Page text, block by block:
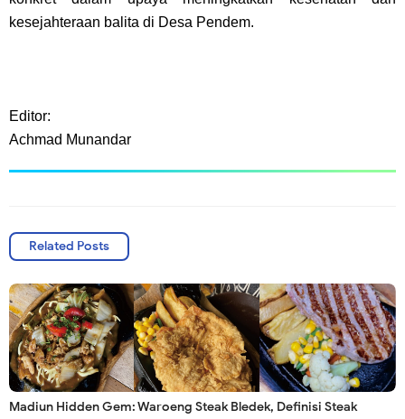
kesejahteraan balita di Desa Pendem.
Editor:
Achmad Munandar
Related Posts
Madiun Hidden Gem: Waroeng Steak Bledek, Definisi Steak